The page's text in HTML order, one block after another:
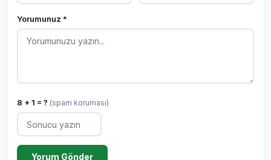
Yorumunuz *
8 + 1 = ? (spam koruması)
Yorum Gönder